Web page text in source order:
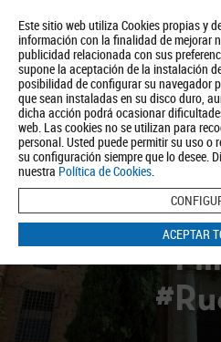
Este sitio web utiliza Cookies propias y
información con la finalidad de mejorar
publicidad relacionada con sus
supone la aceptación de la instalación
posibilidad de configurar su navegador
que sean instaladas en su disco duro,
dicha acción podrá ocasionar
web. Las cookies no se utilizan para
personal. Usted puede permitir su uso o
su configuración siempre que lo desee.
nuestra Política de Cookies.
ACEPTAR
About us Tourism Política de